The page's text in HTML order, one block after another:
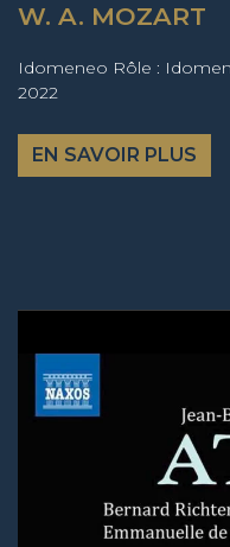
W. A. MOZART
Idomeneo Rôle :
2022
EN SAVOIR PLUS